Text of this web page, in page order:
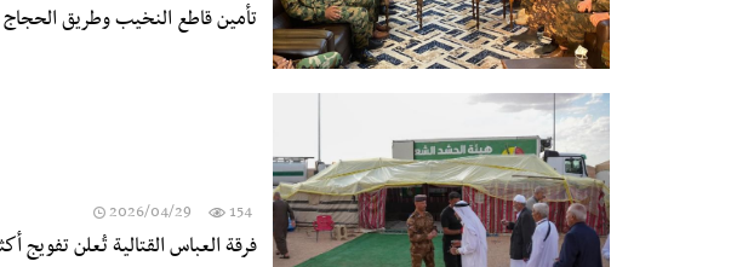
تأمين قاطع النخيب وطريق الحجاج
2026/04/29 154